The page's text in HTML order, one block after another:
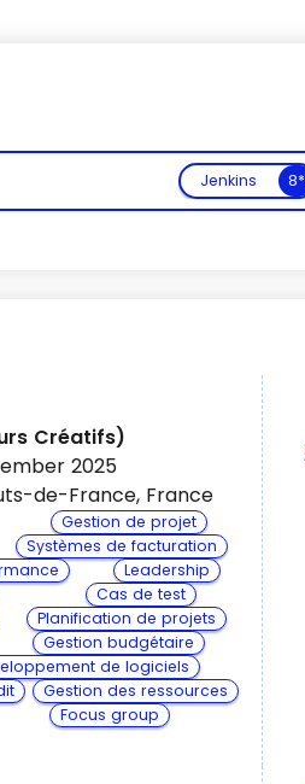
Jenkins 8*
Voir plus
Créatifs)
2025
de-France, France
Gestion de projet
Systèmes de facturation
Leadership
Cas de test
Planification de projets
Gestion budgétaire
de logiciels
Gestion des ressources
Focus group